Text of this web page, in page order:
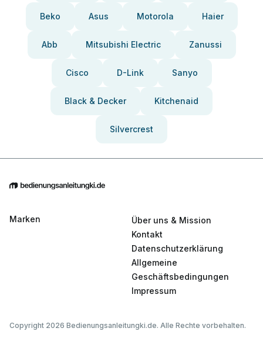
Beko Asus Motorola Haier
Abb Mitsubishi Electric Zanussi
Cisco D-Link Sanyo
Black & Decker Kitchenaid
Silvercrest
Marken
Über uns & Mission
Kontakt
Datenschutzerklärung
Allgemeine
Geschäftsbedingungen
Impressum
Copyright 2026 Bedienungsanleitungki.de. Alle Rechte vorbehalten.